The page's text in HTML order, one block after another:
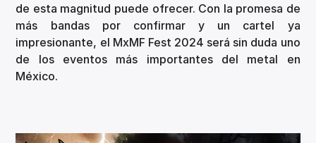
de esta magnitud puede ofrecer. Con la promesa de
más bandas por confirmar y un cartel ya
impresionante, el MxMF Fest 2024 será sin duda uno
de los eventos más importantes del metal en
México.